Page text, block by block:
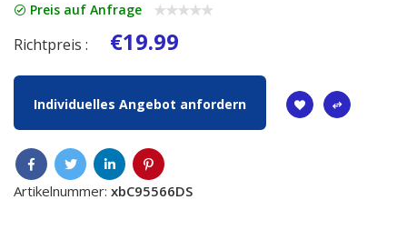
Preis auf Anfrage
Richtpreis : €19.99
Individuelles Angebot anfordern
Artikelnummer: xbC95566DS